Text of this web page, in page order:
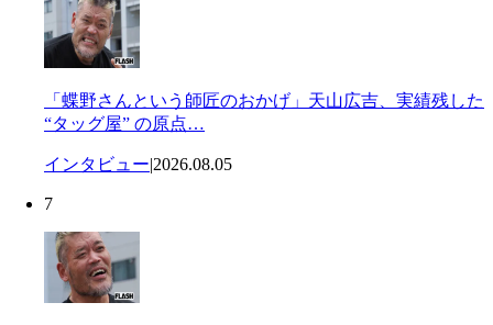
「蝶野さんという師匠のおかげ」天山広吉、実績残した
“タッグ屋” の原点…
インタビュー|2026.08.05
7